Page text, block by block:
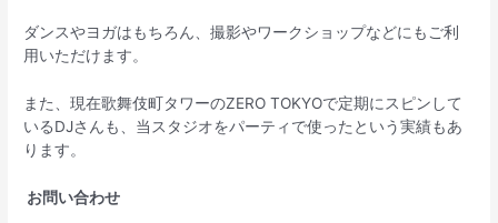
ダンスやヨガはもちろん、撮影やワークショップなどにもご利
用いただけます。
また、現在歌舞伎町タワーのZERO TOKYOで定期にスピンして
いるDJさんも、当スタジオをパーティで使ったという実績もあ
ります。
お問い合わせ